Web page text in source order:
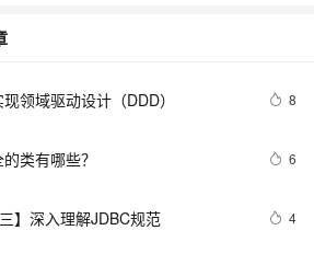
领域驱动设计（DDD） 8
类有哪些？ 6
】深入理解JDBC规范 4